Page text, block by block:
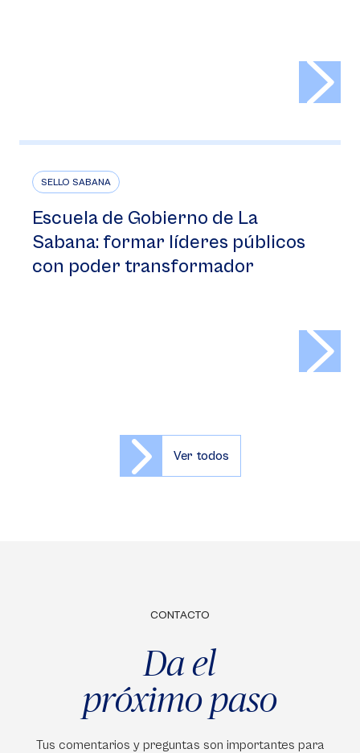
SELLO SABANA
Escuela de Gobierno de La
Sabana: formar líderes públicos
con poder transformador
Ver todos
CONTACTO
Da el
próximo paso
Tus comentarios y preguntas son importantes para